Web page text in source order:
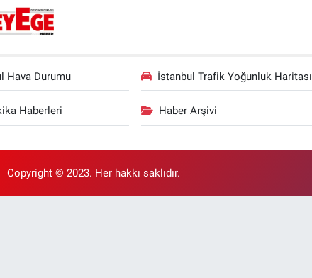
Hava Durumu İstanbul Trafik Yoğunluk Haritası
Haberleri Haber Arşivi
Copyright © 2023. Her hakkı saklıdır.